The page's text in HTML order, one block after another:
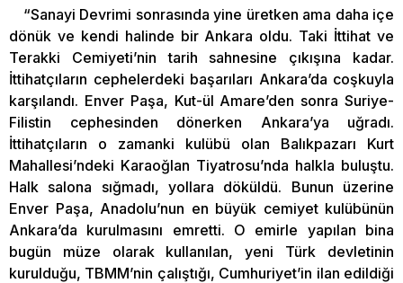
“Sanayi Devrimi sonrasında yine üretken ama daha içe
dönük ve kendi halinde bir Ankara oldu. Taki İttihat ve
Terakki Cemiyeti’nin tarih sahnesine çıkışına kadar.
İttihatçıların cephelerdeki başarıları Ankara’da coşkuyla
karşılandı. Enver Paşa, Kut-ül Amare’den sonra Suriye-
Filistin cephesinden dönerken Ankara’ya uğradı.
İttihatçıların o zamanki kulübü olan Balıkpazarı Kurt
Mahallesi’ndeki Karaoğlan Tiyatrosu’nda halkla buluştu.
Halk salona sığmadı, yollara döküldü. Bunun üzerine
Enver Paşa, Anadolu’nun en büyük cemiyet kulübünün
Ankara’da kurulmasını emretti. O emirle yapılan bina
bugün müze olarak kullanılan, yeni Türk devletinin
kurulduğu, TBMM’nin çalıştığı, Cumhuriyet’in ilan edildiği